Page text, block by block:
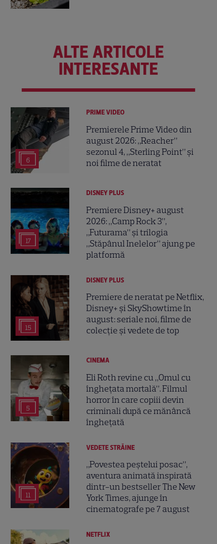
ALTE ARTICOLE
INTERESANTE
6
PRIME VIDEO
Premierele Prime Video din
august 2026: „Reacher”
sezonul 4, „Sterling Point” și
noi filme de neratat
17
DISNEY PLUS
Premiere Disney+ august
2026: „Camp Rock 3”,
„Futurama” și trilogia
„Stăpânul Inelelor” ajung pe
platformă
15
DISNEY PLUS
Premiere de neratat pe Netflix,
Disney+ și SkyShowtime în
august: seriale noi, filme de
colecție și vedete de top
5
CINEMA
Eli Roth revine cu „Omul cu
înghețata mortală”. Filmul
horror în care copiii devin
criminali după ce mănâncă
înghețată
11
VEDETE STRĂINE
„Povestea peștelui posac”,
aventura animată inspirată
dintr-un bestseller The New
York Times, ajunge în
cinematografe pe 7 august
NETFLIX